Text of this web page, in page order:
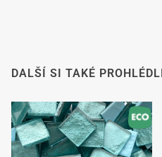
DALŠÍ SI TAKÉ
odpovídat
příjemné léto a těšíme
Tým